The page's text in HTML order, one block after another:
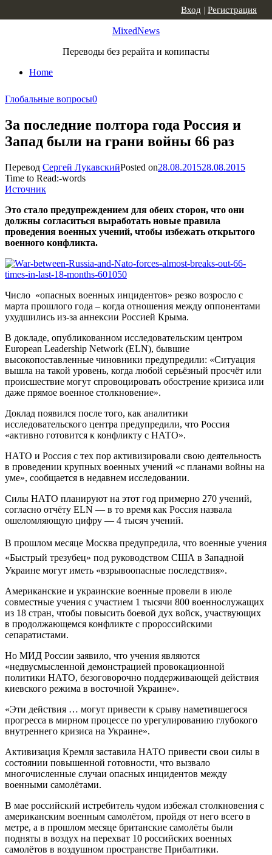
MixedNews
Переводы без рерайта и копипасты
Home
Вход | Регистрация
Глобальные вопросы0
За последние полтора года Россия и
Запад были на грани войны 66 раз
Перевод Сергей ЛукавскийPosted on28.08.201528.08.2015
Time to Read:-words
Источник
Это стало предупреждением для обеих сторон, что они
должны согласиться выработать новые правила
проведения военных учений, чтобы избежать открытого
военного конфликта.
Число «опасных военных инцидентов» резко возросло с
марта прошлого года – когда отношения между оппонентами
ухудшились из-за аннексии Россией Крыма.
В докладе, опубликованном исследовательским центром
European Leadership Network (ELN), бывшие
высокопоставленные чиновники предупредили: «Ситуация
вышла на такой уровень, когда любой серьёзный просчёт или
происшествие могут спровоцировать обострение кризиса или
даже прямое военное столкновение».
Доклад появился после того, как аналитики
исследовательского центра предупредили, что Россия
«активно готовится к конфликту с НАТО».
НАТО и Россия с тех пор активизировали свою деятельность
в проведении крупных военных учений «с планами войны на
уме», сообщается в недавнем исследовании.
Силы НАТО планируют на этот год примерно 270 учений,
согласно отчёту ELN — в то время как Россия назвала
ошеломляющую цифру — 4 тысяч учений.
В прошлом месяце Москва предупредила, что военные учения
«Быстрый трезубец» под руководством США в Западной
Украине могут иметь «взрывоопасные последствия».
Американские и украинские военные провели в июле
совместные учения с участием 1 тысячи 800 военнослужащих
из 18 стран, чтобы повысить боевой дух войск, участвующих
в продолжающемся конфликте с пророссийскими
сепаратистами.
Но МИД России заявило, что учения являются
«недвусмысленной демонстрацией провокационной
политики НАТО, безоговорочно поддерживающей действия
киевского режима в восточной Украине».
«Эти действия … могут привести к срыву наметившегося
прогресса в мирном процессе по урегулированию глубокого
внутреннего кризиса на Украине».
Активизация Кремля заставила НАТО привести свои силы в
состоянии повышенной готовности, что вызвало
многочисленные случаи опасных инцидентов между
военными самолётами.
В мае российский истребитель чудом избежал столкновения с
американским военным самолётом, пройдя от него всего в
метре, а в прошлом месяце британские самолёты были
подняты в воздух на перехват 10 российских военных
самолётов в воздушном пространстве Прибалтики.